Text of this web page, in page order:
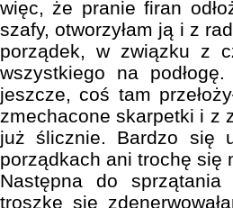
więc, że pranie firan
szafy, otworzyłam ją i z
porządek, w związku z
wszystkiego na
jeszcze, coś tam
zmechacone skarpetki i z
już ślicznie. Bardzo się
porządkach ani trochę się
Następna do
troszkę się